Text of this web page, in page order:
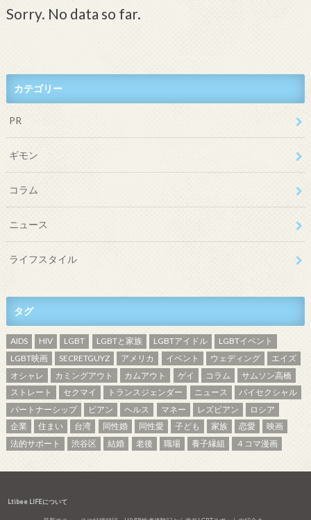
Sorry. No data so far.
カテゴリー
PR
ギモン
コラム
ニュース
ライフスタイル
タグ
AIDS HIV LGBT LGBTと家族 LGBTアイドル
LGBTイベント
LGBT映画
SECRETGUYZ アメリカ イベント ウェディング
エイズ
オシャレ
カミングアウト カムアウト ゲイ コラム
サムソン高橋
ストレート
セクマイ トランスジェンダー ニュース
バイセクシャル
パートナーシップ
ビアン ヘルス マネー レズビアン
ロシア
企業
住まい 台湾 同性婚 同性愛 子ども 家族 恋愛
映画
法的サポート
渋谷区 結婚 老後 職場 養子縁組 ４コマ漫画
Ltibee LIFEについて